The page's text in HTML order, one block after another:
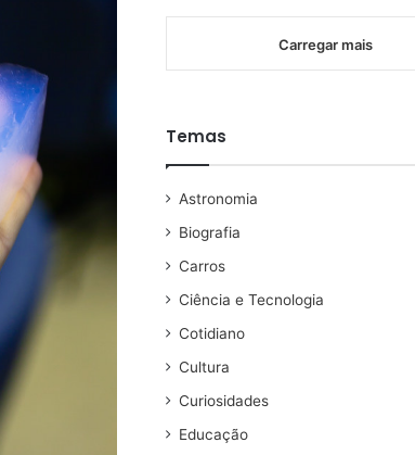
Carregar mais
Temas
Astronomia
Biografia
Carros
Ciência e Tecnologia
Cotidiano
Cultura
Curiosidades
Educação